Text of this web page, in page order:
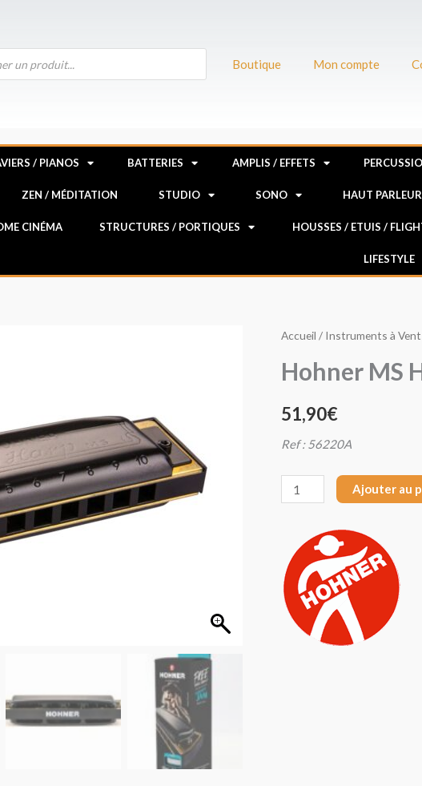
Boutique Mon compte
/ PIANOS BATTERIES AMPLIS / EFFETS
ZEN / MÉDITATION STUDIO SONO HAUT PARLEUR
CINÉMA STRUCTURES / PORTIQUES HOUSSES / ETUIS /
LIFESTYLE
Accueil / Instruments à
Hohner MS
51,90€
Ref : 56220A
quantité
Hohner
HARMO
PRO
Ajouter au